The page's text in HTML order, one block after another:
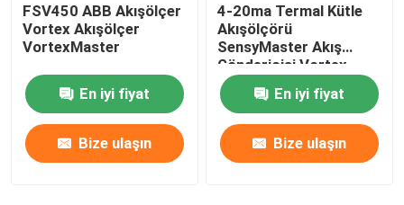
FSV450 ABB Akışölçer
Vortex Akışölçer
VortexMaster
En iyi fiyat
Bize ulaşın
4-20ma Termal Kütle
Akışölçörü
SensyMaster Akış
Göndericisi Vortex
FMT200
En iyi fiyat
Bize ulaşın